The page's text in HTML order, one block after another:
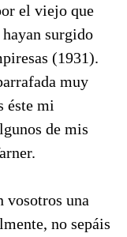
el viejo que
hayan surgido
(1931).
muy
éste mi
de mis
vosotros una
no sepáis